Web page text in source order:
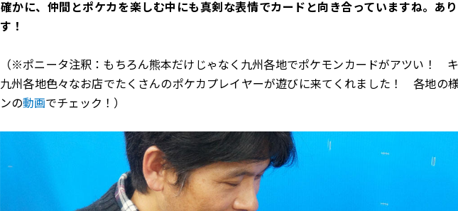
――確かに、仲間とポケカを楽しむ中にも真剣な表情でカードと向き合っていますね。あ
す！
（※ポニータ注釈：もちろん熊本だけじゃなく九州各地でポケモンカードがアツい！ キ
九州各地色々なお店でたくさんのポケカプレイヤーが遊びに来てくれました！ 各地の
ンの動画でチェック！）